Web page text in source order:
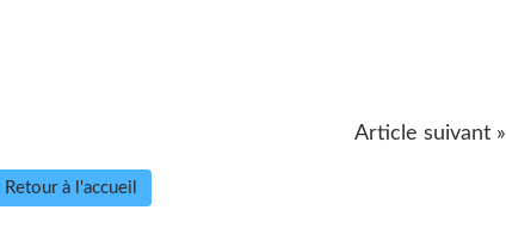
Article suivant »
Retour à l'accueil